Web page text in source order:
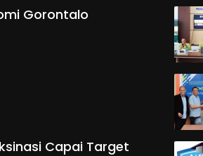
Gorontalo
Capai Target